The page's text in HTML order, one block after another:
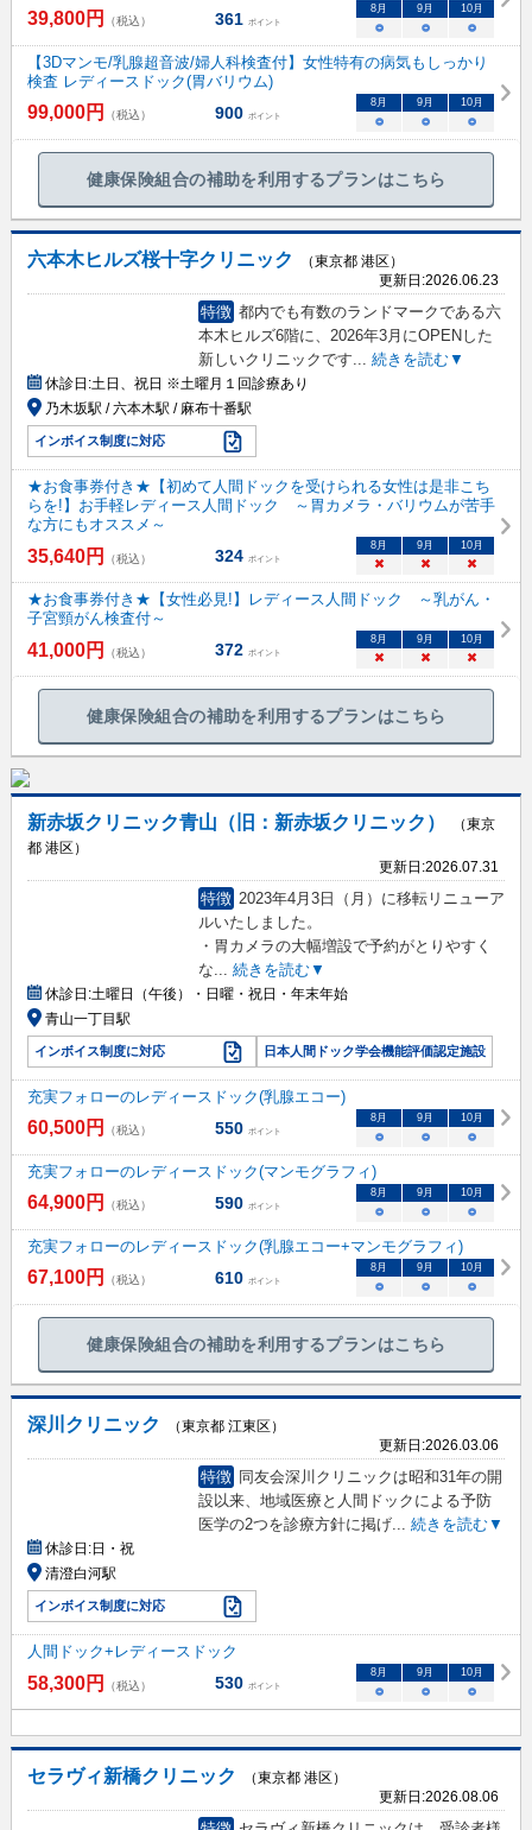
39,800円 （税込） 361 ポイント
8 月 9 月 10月
○ ○ ○
【3Dマンモ/乳腺超音波/婦人科検査付】女性特有の病気もしっかり
検査 レディースドック(胃バリウム)
99,000円 （税込） 900 ポイント
8 月 9 月 10月
○ ○ ○
健康保険組合の補助を利用するプランはこちら
六本木ヒルズ桜十字クリニック
（東京都 港区）
更新日:2026.06.23
特徴 都内でも有数のランドマークである六
本木ヒルズ6階に、2026年3月にOPENした
新しいクリニックです... 続きを読む▼
休診日:土日、祝日 ※土曜月１回診療あり
乃木坂駅 / 六本木駅 / 麻布十番駅
インボイス制度に対応
★お食事券付き★【初めて人間ドックを受けられる女性は是非こち
らを!】お手軽レディース人間ドック ～胃カメラ・バリウムが苦手
な方にもオススメ～
35,640円 （税込） 324 ポイント
8月 9月 10月
× × ×
★お食事券付き★【女性必見!】レディース人間ドック ～乳がん・
子宮頸がん検査付～
41,000円 （税込） 372 ポイント
8月 9月 10月
× × ×
健康保険組合の補助を利用するプランはこちら
新赤坂クリニック青山（旧：新赤坂クリニック）
（東京
都 港区）
更新日:2026.07.31
特徴 2023年4月3日（月）に移転リニューア
ルいたしました。
・胃カメラの大幅増設で予約がとりやすく
な
続きを読む▼
休診日:土曜日（午後）・日曜・祝日・年末年始
青山一丁目駅
インボイス制度に対応 日本人間ドック学会機能評価認定施設
充実フォローのレディースドック(乳腺エコー)
60,500円 （税込） 550 ポイント
8 月 9 月 10月
○ ○ ○
充実フォローのレディースドック(マンモグラフィ)
64,900円 （税込） 590 ポイント
8 月 9 月 10月
○ ○ ○
充実フォローのレディースドック(乳腺エコー+マンモグラフィ)
67,100円 （税込） 610 ポイント
8 月 9 月 10月
○ ○ ○
健康保険組合の補助を利用するプランはこちら
深川クリニック
（東京都 江東区）
更新日:2026.03.06
特徴 同友会深川クリニックは昭和31年の開
設以来、地域医療と人間ドックによる予防
医学の2つを診療方針に掲げ... 続きを読む▼
休診日:日・祝
清澄白河駅
インボイス制度に対応
人間ドック+レディースドック
58,300円 （税込） 530 ポイント
8月 9月 10月
○ ○ ○
セラヴィ新橋クリニック
（東京都 港区）
更新日:2026.08.06